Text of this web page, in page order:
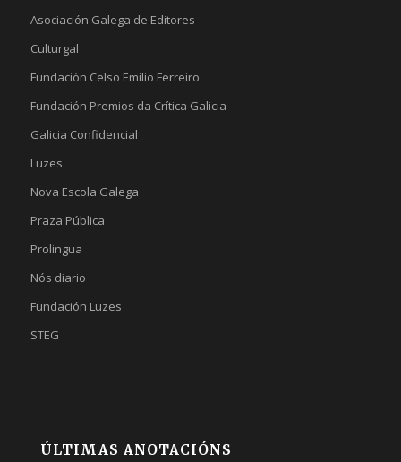
Asociación Galega de Editores
Culturgal
Fundación Celso Emilio Ferreiro
Fundación Premios da Crítica Galicia
Galicia Confidencial
Luzes
Nova Escola Galega
Praza Pública
Prolingua
Nós diario
Fundación Luzes
STEG
ÚLTIMAS ANOTACIÓNS